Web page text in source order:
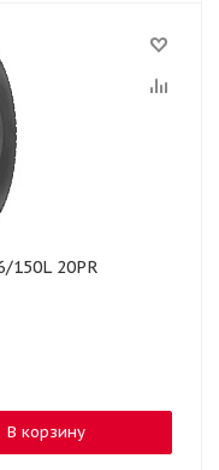
150L 20PR
В корзину